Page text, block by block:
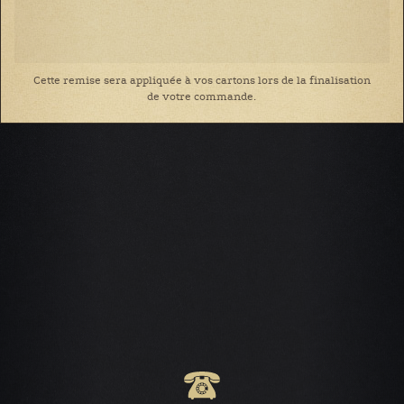
Cette remise sera appliquée à vos cartons lors de la finalisation
de votre commande.